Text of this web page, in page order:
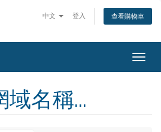
中文 登入 查看購物車
名稱...